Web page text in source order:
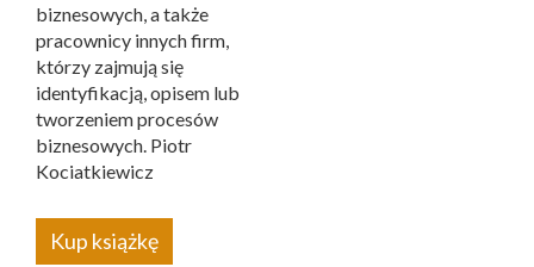
biznesowych, a także
pracownicy innych firm,
którzy zajmują się
identyfikacją, opisem lub
tworzeniem procesów
biznesowych. Piotr
Kociatkiewicz
Kup książkę